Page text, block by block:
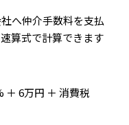
へ仲介手数料を支払
算式で計算できます
6万円 ＋ 消費税